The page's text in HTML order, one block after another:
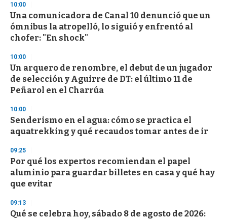
3
s
e
c
o
d
s
10:00
Una comunicadora de Canal 10 denunció que un
ómnibus la atropelló, lo siguió y enfrentó al
chofer: "En shock"
10:00
Un arquero de renombre, el debut de un jugador
de selección y Aguirre de DT: el último 11 de
Peñarol en el Charrúa
10:00
Senderismo en el agua: cómo se practica el
aquatrekking y qué recaudos tomar antes de ir
09:25
Por qué los expertos recomiendan el papel
aluminio para guardar billetes en casa y qué hay
que evitar
09:13
Qué se celebra hoy, sábado 8 de agosto de 2026: